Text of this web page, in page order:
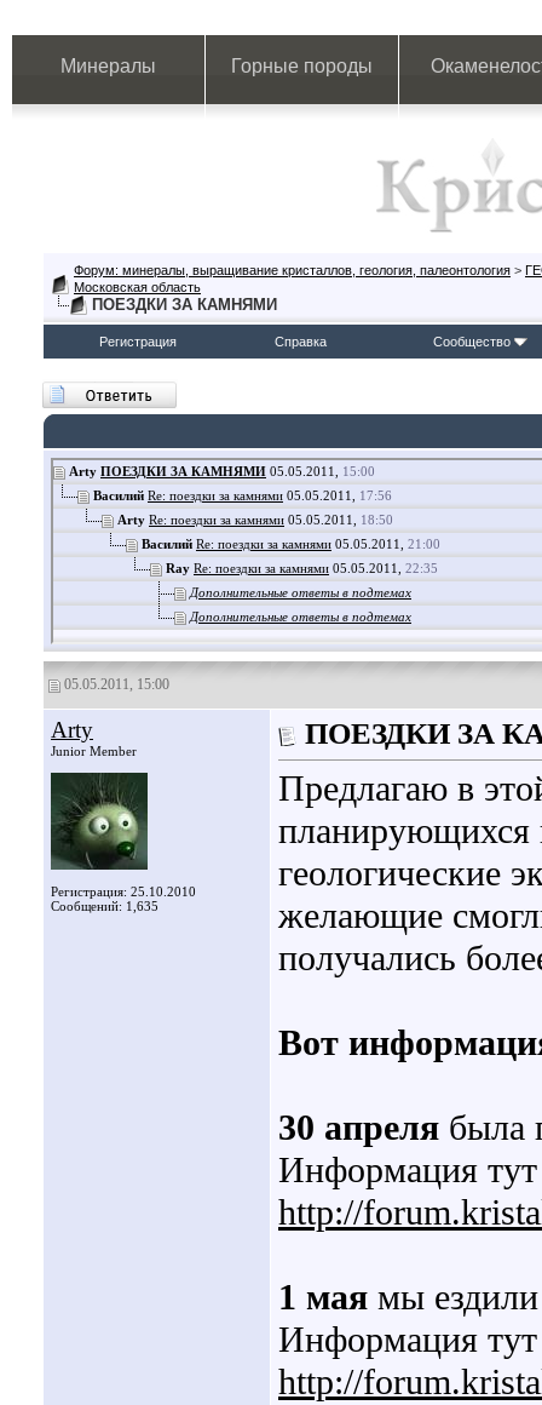
Минералы Горные породы
Форум: минералы, выращивание кристаллов, геология, палеонтология >
Московская область
ПОЕЗДКИ ЗА КАМНЯМИ
Регистрация Справка Сообщество
Arty ПОЕЗДКИ ЗА КАМНЯМИ 05.05.2011, 15:00
Василий Re: поездки за камнями 05.05.2011, 17:56
Arty Re: поездки за камнями 05.05.2011, 18:50
Василий Re: поездки за камнями 05.05.2011, 21:00
Ray Re: поездки за камнями 05.05.2011, 22:35
Дополнительные ответы в подтемах
Дополнительные ответы в подтемах
05.05.2011, 15:00
Arty
Junior Member
Регистрация: 25.10.2010
Сообщений: 1,635
ПОЕЗДКИ ЗА
Предлагаю в
планирующихся
геологические
желающие
получались
Вот
30 апреля была
Информация тут
http://
1 мая мы
Информация тут
http://